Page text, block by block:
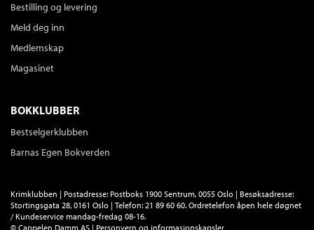
Bestilling og levering
Meld deg inn
Medlemskap
Magasinet
BOKKLUBBER
Bestselgerklubben
Barnas Egen Bokverden
Krimklubben | Postadresse: Postboks 1900 Sentrum, 0055 Oslo | Besøksadresse:
Stortingsgata 28, 0161 Oslo | Telefon: 21 89 60 60. Ordretelefon åpen hele døgnet
/ Kundeservice mandag-fredag 08-16.
© Cappelen Damm AS | Personvern og informasjonskapsler